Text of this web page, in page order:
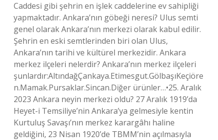
Caddesi gibi şehrin en işlek caddelerine ev sahipliği
yapmaktadır. Ankara’nın göbeği neresi? Ulus semti
genel olarak Ankara’nın merkezi olarak kabul edilir.
Şehrin en eski semtlerinden biri olan Ulus,
Ankara’nın tarihi ve kültürel merkezidir. Ankara
merkez ilçeleri nelerdir? Ankara’nın merkez ilçeleri
şunlardır:AltındağÇankaya.Etimesgut.GölbaşıKeçiöre
n.Mamak.Pursaklar.Sincan.Diğer ürünler…•25. Aralık
2023 Ankara neyin merkezi oldu? 27 Aralık 1919’da
Heyet-i Temsiliye’nin Ankara’ya gelmesiyle kentin
Kurtuluş Savaşı’nın merkez karargâhı haline
geldiğini, 23 Nisan 1920’de TBMM’nin açılmasıyla